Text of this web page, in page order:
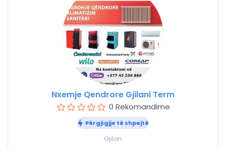
Nxemje Qendrore Gjilani Term
0 Rekomandime
Përgjigjje të shpejtë
Gjilan